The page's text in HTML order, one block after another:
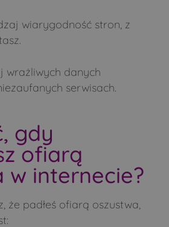
wiarygodność stron, z
wrażliwych danych
serwisach.
gdy
ofiarą
w internecie?
że padłeś ofiarą oszustwa,